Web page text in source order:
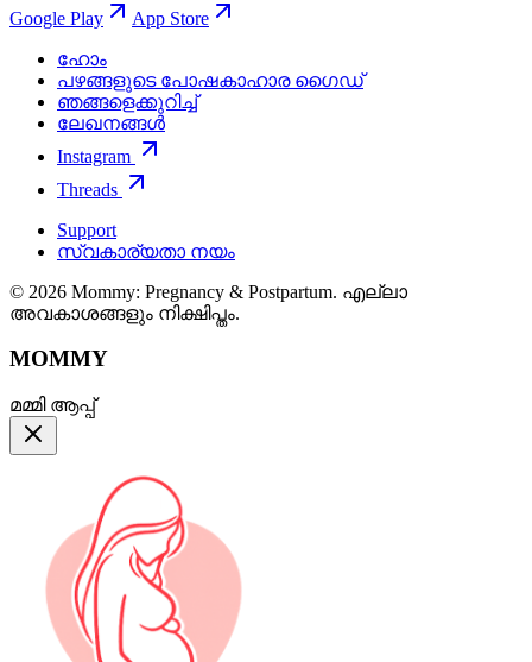
Google Play
App Store
ഹോം
പഴങ്ങളുടെ പോഷകാഹാര ഗൈഡ്
ഞങ്ങളെക്കുറിച്ച്
ലേഖനങ്ങൾ
Instagram
Threads
Support
സ്വകാര്യതാ നയം
© 2026 Mommy: Pregnancy & Postpartum. എല്ലാ
അവകാശങ്ങളും നിക്ഷിപ്തം.
MOMMY
മമ്മി ആപ്പ്